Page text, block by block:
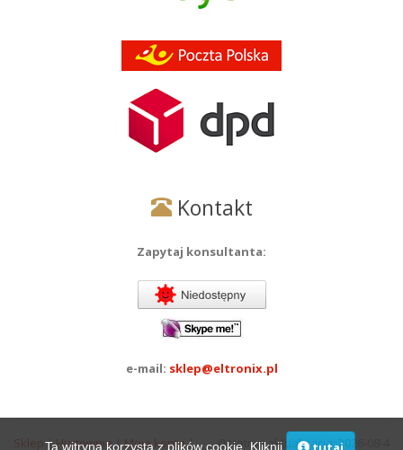
Kontakt
Zapytaj konsultanta:
e-mail: sklep@eltronix.pl
Ostatnia aktualizacja: 2026-08-4
Sklep |Hurtownia|Moje konto|
Ta witryna korzysta z plików cookie. Kliknij